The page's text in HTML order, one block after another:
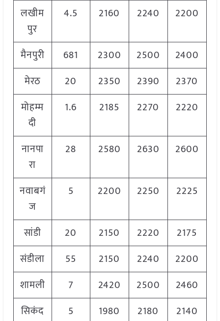
लखीम
पुर
4.5 2160 2240 2200
मैनपुरी 681 2300 2500
2400
मेरठ
20 2350 2390
2370
मोहम्म
दी
1.6 2185 2270 2220
नानपा
रा
28 2580 2630 2600
नवाबगं
ज
5 2200 2250 2225
सांडी 20 2150 2220
2175
संडीला
55 2150 2240
2200
शामली
7 2420 2500
2460
सिकंद
5 1980 2180 2140